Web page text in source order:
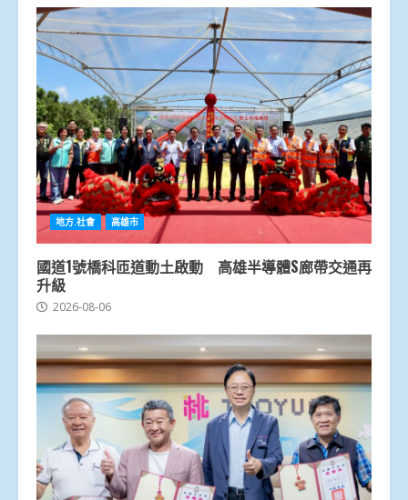
地方.社會 高雄市
國道1號橋科匝道動土啟動 高雄半導體S廊帶交通再
升級
2026-08-06